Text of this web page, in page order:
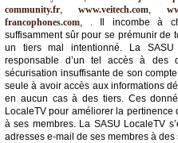
community.fr
www.veitech.com
francophones.com , . Il incombe à
suffisamment sûr pour se prémunir de
un tiers mal intentionné. La
responsable d’un tel accès à des
sécurisation insuffisante de son
seule à avoir accès aux informations
en aucun cas à des tiers. Ces
LocaleTV pour améliorer la
à ses membres. La SASU LocaleTV
adresses e-mail de ses membres à des